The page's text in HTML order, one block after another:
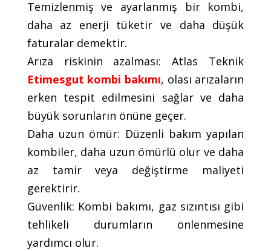
Temizlenmiş ve ayarlanmış bir kombi,
daha az enerji tüketir ve daha düşük
faturalar demektir.
Arıza riskinin azalması: Atlas Teknik
Etimesgut kombi bakımı, olası arızaların
erken tespit edilmesini sağlar ve daha
büyük sorunların önüne geçer.
Daha uzun ömür: Düzenli bakım yapılan
kombiler, daha uzun ömürlü olur ve daha
az tamir veya değiştirme maliyeti
gerektirir.
Güvenlik: Kombi bakımı, gaz sızıntısı gibi
tehlikeli durumların önlenmesine
yardımcı olur.